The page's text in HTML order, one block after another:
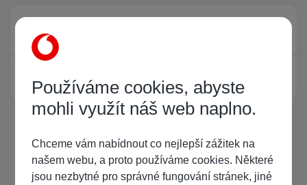
Právě prohlíží tuto stránku
Žádný registrovaný uživatel si neprohlíží tuto stránku
Používáme cookies, abyste
mohli využít náš web naplno.
Chceme vám nabídnout co nejlepší zážitek na
našem webu, a proto používáme cookies. Některé
jsou nezbytné pro správné fungování stránek, jiné